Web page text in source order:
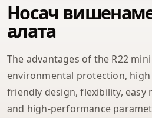
Носач
алата
The advantages of the R22
environmental protection, high
friendly design, flexibility, easy
and high-performance